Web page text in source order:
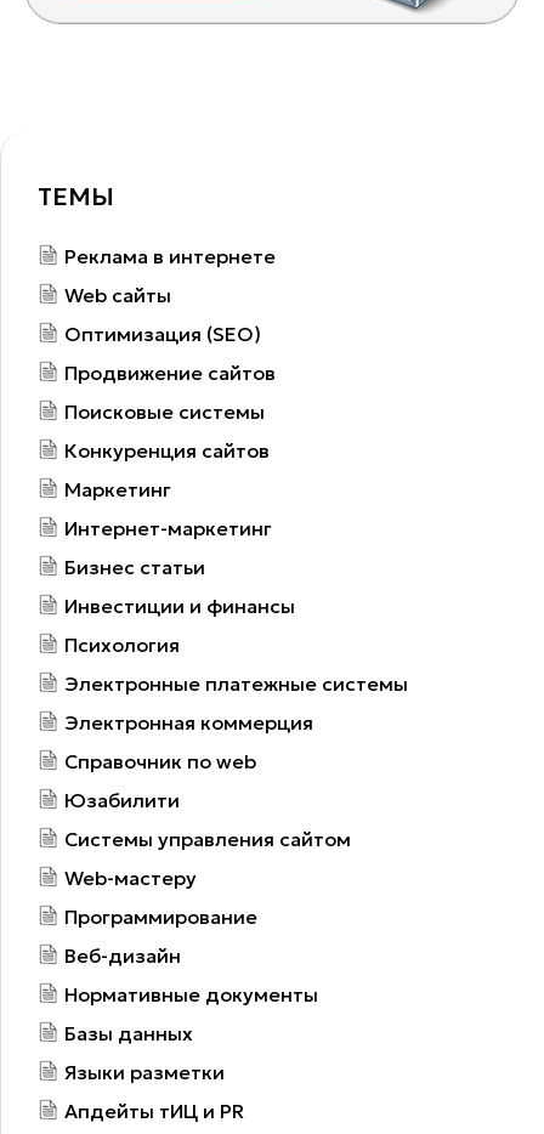
ТЕМЫ
Реклама в интернете
Web сайты
Оптимизация (SEO)
Продвижение сайтов
Поисковые системы
Конкуренция сайтов
Маркетинг
Интернет-маркетинг
Бизнес статьи
Инвестиции и финансы
Психология
Электронные платежные системы
Электронная коммерция
Справочник по web
Юзабилити
Системы управления сайтом
Web-мастеру
Программирование
Веб-дизайн
Нормативные документы
Базы данных
Языки разметки
Апдейты тИЦ и PR